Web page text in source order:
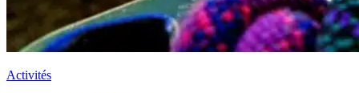
Activités